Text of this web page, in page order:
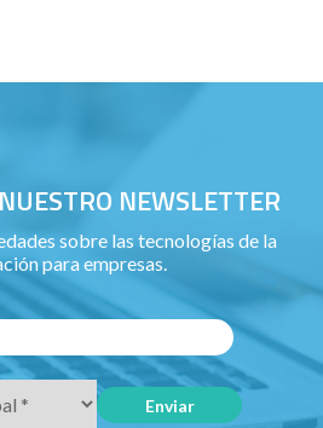
NEWSLETTER
sobre las tecnologías de la
para empresas.